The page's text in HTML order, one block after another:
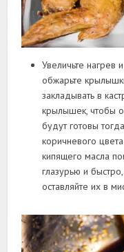
Увеличьте нагрев
обжарьте
закладывать в
крылышек, чтобы
будут готовы
коричневого
кипящего масла
глазурью и
оставляйте их в